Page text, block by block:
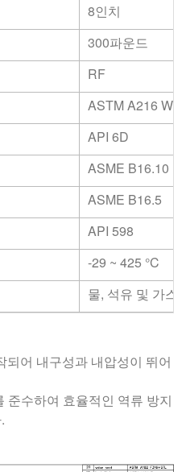
8인치
300파운드
RF
ASTM A216
API 6D
ASME B16.10
ASME B16.5
API 598
-29 ~ 425 °C
물, 석유 및 가스
어 내구성과 내압성이 뛰어
준수하여 효율적인 역류 방지